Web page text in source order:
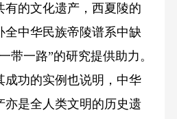
的文化遗产，西夏陵的
全中华民族帝陵谱系中缺
带一路”的研究提供助力。
成功的实例也说明，中华
亦是全人类文明的历史遗